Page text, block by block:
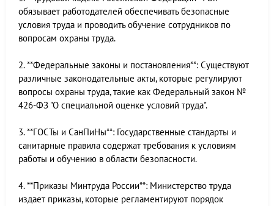
обязывает работодателей обеспечивать безопасные
условия труда и проводить обучение сотрудников по
вопросам охраны труда.
2. **Федеральные законы и постановления**: Существуют
различные законодательные акты, которые регулируют
вопросы охраны труда, такие как Федеральный закон №
426-ФЗ "О специальной оценке условий труда".
3. **ГОСТы и СанПиНы**: Государственные стандарты и
санитарные правила содержат требования к условиям
работы и обучению в области безопасности.
4. **Приказы Минтруда России**: Министерство труда
издает приказы, которые регламентируют порядок